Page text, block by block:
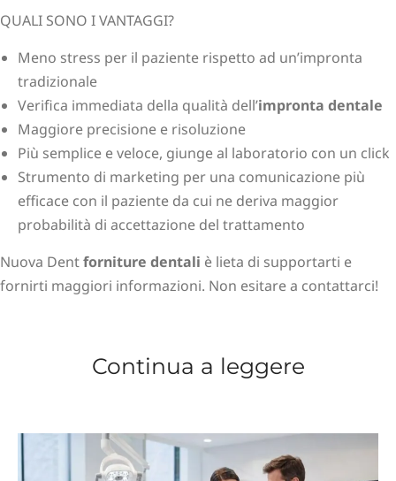
QUALI SONO I VANTAGGI?
Meno stress per il paziente rispetto ad un’impronta
tradizionale
Verifica immediata della qualità dell’impronta dentale
Maggiore precisione e risoluzione
Più semplice e veloce, giunge al laboratorio con un click
Strumento di marketing per una comunicazione più
efficace con il paziente da cui ne deriva maggior
probabilità di accettazione del trattamento
Nuova Dentforniture dentali è lieta di supportarti e
fornirti maggiori informazioni. Non esitare a contattarci!
Continua a leggere